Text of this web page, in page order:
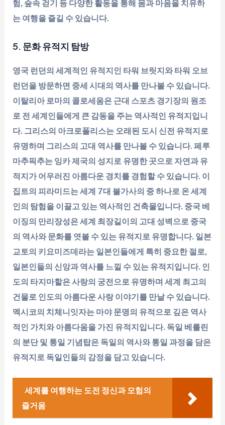
험, 숲속 걷기 등 다양한 활동을 통해 몸과 마음을 치유하
는 여행을 즐길 수 있습니다.
5. 문화 유적지 탐방
영국 런던의 세계적인 유적지인 타워 브릿지와 타워 오브
런던을 방문하면 중세 시대의 역사를 만나볼 수 있습니다.
이탈리아 로마의 콜로세움은 근대 스포츠 경기장의 원조
로 전 세계인들에게 큰 감동을 주는 역사적인 유적지입니
다. 그리스의 아크로폴리스는 오래된 도시 신전 유적지로
유명하며 그리스의 고대 역사를 만나볼 수 있습니다. 페루
마추픽추는 잉카 제국의 성지로 유명한 곳으로 자연과 유
적지가 어우러진 아름다운 경치를 경험할 수 있습니다. 이
집트의 피라미드는 세계 7대 불가사의 중 하나로 온 세계
인의 탐험을 이끌고 있는 역사적인 건축물입니다. 중국 베
이징의 만리장성은 세계 최장길이의 고대 성벽으로 중국
의 역사와 문화를 엿볼 수 있는 유적지로 유명합니다. 일본
교토의 키요미즈데라는 일본인들에게 특히 중요한 절로,
일본인들의 신앙과 역사를 느낄 수 있는 유적지입니다. 인
도의 타지마할은 사랑의 궁전으로 유명하며 세계 최고의
건물로 인도의 아름다운 사랑 이야기를 만날 수 있습니다.
멕시코의 치체니잇자는 마야 문명의 유적으로 깊은 역사
적인 가치와 아름다움을 가진 유적지입니다. 독일 베를린
의 분단 및 통일 기념탑은 독일의 역사와 통일 과정을 담은
유적지로 독일인들의 감정을 담고 있습니다.
세계를 여행하는 도전 정신과 모험의
즐거움